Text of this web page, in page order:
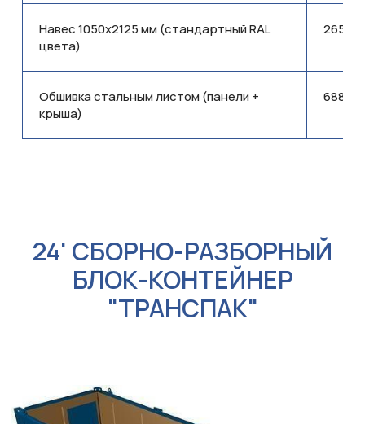
Навес 1050x2125 мм (стандартный RAL
цвета)
Обшивка стальным листом (панели +
крыша)
24' СБОРНО-РАЗБОРНЫЙ
БЛОК-КОНТЕЙНЕР
"ТРАНСПАК"
CA02RUS-5010-100